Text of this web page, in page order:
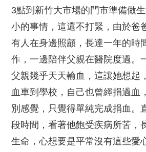
3點到新竹大市場的門市準備做
小的事情，這還不打緊，由於爸
有人在身邊照顧，長達一年的時
作，一邊陪伴父親在醫院度過。
父親幾乎天天輸血，這讓她想起
血車到學校，自己也曾經捐過血
別感覺，只覺得單純完成捐血。
段時間，看著他飽受疾病所苦，
生命，心想要是平常沒有這些愛